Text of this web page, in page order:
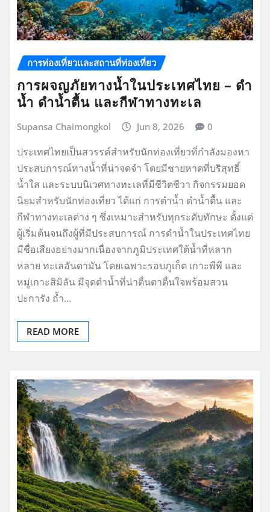
การท่องเที่ยวและสถานที่ท่องเที่ยว
การผจญภัยทางน้ำในประเทศไทย – ดำ
น้ำ ดำน้ำตื้น และกีฬาทางทะเล
Supansa Chaimongkol Jun 8, 2026 0
ประเทศไทยเป็นสวรรค์สำหรับนักท่องเที่ยวที่กำลังมองหา
ประสบการณ์ทางน้ำที่น่าจดจำ โดยมีชายหาดที่บริสุทธิ์
น้ำใส และระบบนิเวศทางทะเลที่มีชีวิตชีวา กิจกรรมยอด
นิยมสำหรับนักท่องเที่ยว ได้แก่ การดำน้ำ ดำน้ำตื้น และ
กีฬาทางทะเลต่าง ๆ ซึ่งเหมาะสำหรับทุกระดับทักษะ ตั้งแต่
ผู้เริ่มต้นจนถึงผู้ที่มีประสบการณ์ การดำน้ำในประเทศไทย
มีชื่อเสียงอย่างมากเนื่องจากภูมิประเทศใต้น้ำที่หลาก
หลาย ทะเลอันดามัน โดยเฉพาะรอบภูเก็ต เกาะพีพี และ
หมู่เกาะสิมิลัน มีจุดดำน้ำที่น่าตื่นตาตื่นใจพร้อมสวน
ปะการัง ถ้ำ…
READ MORE